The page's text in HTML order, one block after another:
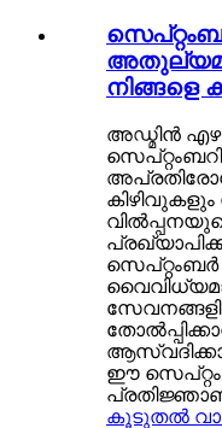
നിങ്ങളെ
അഡ്മിൻ
ഈ
കൂടുതൽ